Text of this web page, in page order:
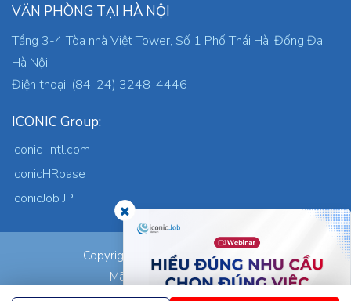
VĂN PHÒNG TẠI HÀ NỘI
Tầng 3-4 Tòa nhà Việt Tower, Số 1 Phố Thái Hà, Đống Đa,
Hà Nội
Điện thoại: (84-24) 3248-4446
ICONIC Group:
iconic-intl.com
iconicHRbase
iconicJob JP
Copyright © 2026 ICONIC Co., Ltd.
Mã số thuế: 0305745871
Nơi cấp: TP.HCM